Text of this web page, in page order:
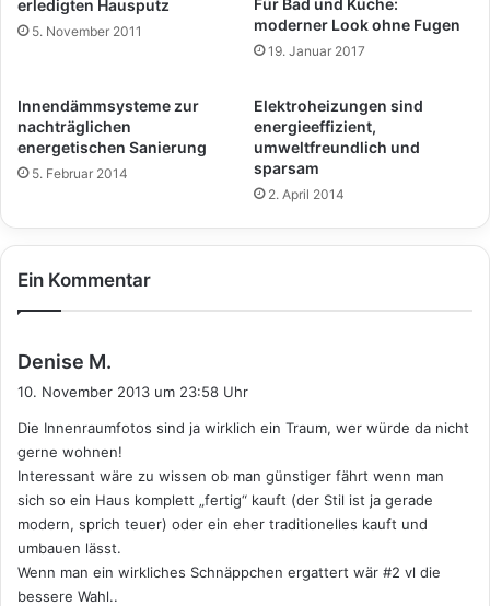
erledigten Hausputz
5. November 2011
moderner Look ohne Fugen
19. Januar 2017
Innendämmsysteme zur
nachträglichen
energetischen Sanierung
5. Februar 2014
Elektroheizungen sind
energieeffizient,
umweltfreundlich und
sparsam
2. April 2014
Ein Kommentar
Denise M.
t
:
10. November 2013 um 23:58 Uhr
Die Innenraumfotos sind ja wirklich ein Traum, wer würde da nicht
gerne wohnen!
Interessant wäre zu wissen ob man günstiger fährt wenn man
sich so ein Haus komplett „fertig“ kauft (der Stil ist ja gerade
modern, sprich teuer) oder ein eher traditionelles kauft und
umbauen lässt.
Wenn man ein wirkliches Schnäppchen ergattert wär #2 vl die
bessere Wahl..